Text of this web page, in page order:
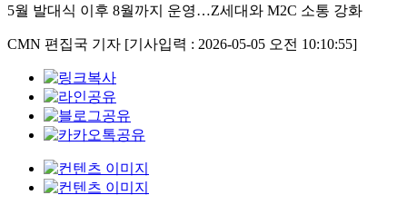
5월 발대식 이후 8월까지 운영…Z세대와 M2C 소통 강화
CMN 편집국 기자 [기사입력 : 2026-05-05 오전 10:10:55]